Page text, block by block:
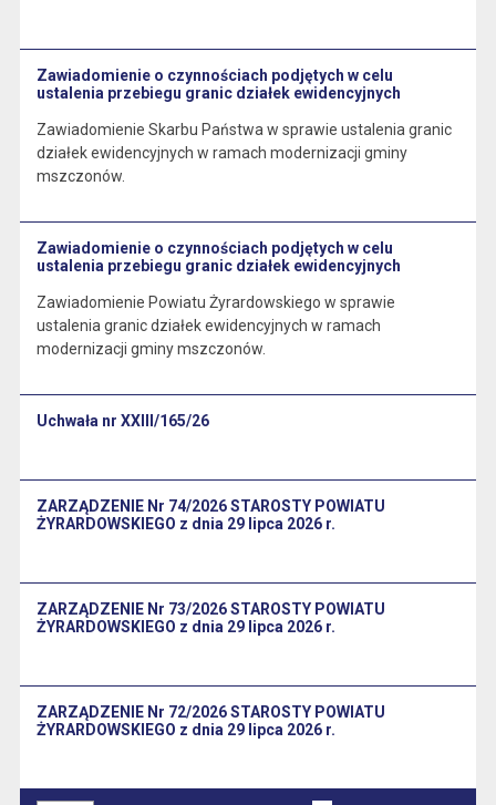
Zawiadomienie o czynnościach podjętych w celu
ustalenia przebiegu granic działek ewidencyjnych
Zawiadomienie Skarbu Państwa w sprawie ustalenia granic
działek ewidencyjnych w ramach modernizacji gminy
mszczonów.
Zawiadomienie o czynnościach podjętych w celu
ustalenia przebiegu granic działek ewidencyjnych
Zawiadomienie Powiatu Żyrardowskiego w sprawie
ustalenia granic działek ewidencyjnych w ramach
modernizacji gminy mszczonów.
Uchwała nr XXIII/165/26
ZARZĄDZENIE Nr 74/2026 STAROSTY POWIATU
ŻYRARDOWSKIEGO z dnia 29 lipca 2026 r.
ZARZĄDZENIE Nr 73/2026 STAROSTY POWIATU
ŻYRARDOWSKIEGO z dnia 29 lipca 2026 r.
ZARZĄDZENIE Nr 72/2026 STAROSTY POWIATU
ŻYRARDOWSKIEGO z dnia 29 lipca 2026 r.